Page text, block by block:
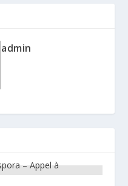
admin